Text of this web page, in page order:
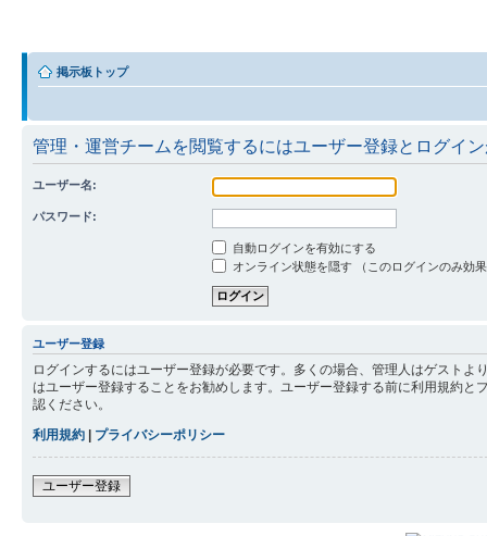
掲示板トップ
管理・運営チームを閲覧するにはユーザー登録とログイ
ユーザー名:
パスワード:
自動ログインを有効にする
オンライン状態を隠す （このログインのみ効
ユーザー登録
ログインするにはユーザー登録が必要です。多くの場合、管理人はゲスト
はユーザー登録することをお勧めします。ユーザー登録する前に利用規約
認ください。
利用規約 | プライバシーポリシー
ユーザー登録